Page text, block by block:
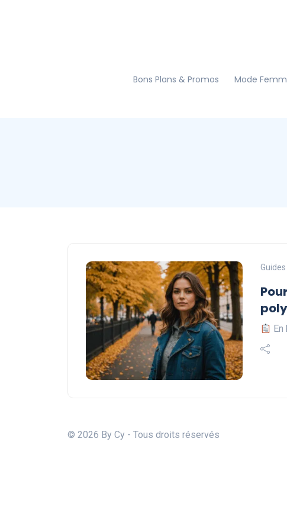
Bons Plans & Promos Mode
© 2026 By Cy - Tous droits réservés